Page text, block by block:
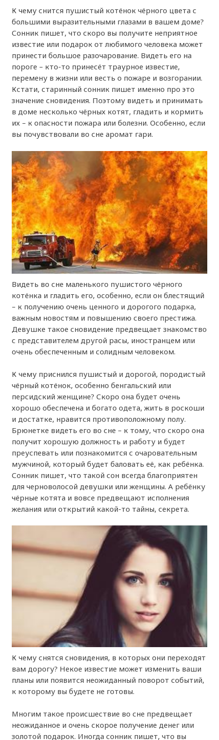
К чему снится пушистый котёнок чёрного цвета с
большими выразительными глазами в вашем доме?
Сонник пишет, что скоро вы получите неприятное
известие или подарок от любимого человека может
принести большое разочарование. Видеть его на
пороге – кто-то принесёт траурное известие,
перемену в жизни или весть о пожаре и возгорании.
Кстати, старинный сонник пишет именно про это
значение сновидения. Поэтому видеть и принимать
в доме несколько чёрных котят, гладить и кормить
их – к опасности пожара или болезни. Особенно, если
вы почувствовали во сне аромат гари.
Видеть во сне маленького пушистого чёрного
котёнка и гладить его, особенно, если он блестящий
– к получению очень ценного и дорогого подарка,
важным новостям и повышению своего престижа.
Девушке такое сновидение предвещает знакомство
с представителем другой расы, иностранцем или
очень обеспеченным и солидным человеком.
К чему приснился пушистый и дорогой, породистый
чёрный котёнок, особенно бенгальский или
персидский женщине? Скоро она будет очень
хорошо обеспечена и богато одета, жить в роскоши
и достатке, нравится противоположному полу.
Брюнетке видеть его во сне – к тому, что скоро она
получит хорошую должность и работу и будет
преуспевать или познакомится с очаровательным
мужчиной, который будет баловать её, как ребёнка.
Сонник пишет, что такой сон всегда благоприятен
для черноволосой девушки или женщины. А ребёнку
чёрные котята и вовсе предвещают исполнения
желания или открытий какой-то тайны, секрета.
К чему снятся сновидения, в которых они переходят
вам дорогу? Некое известие может изменить ваши
планы или появится неожиданный поворот событий,
к которому вы будете не готовы.
Многим такое происшествие во сне предвещает
неожиданное и очень скорое получение денег или
золотой подарок. Иногда сонник пишет, что вы